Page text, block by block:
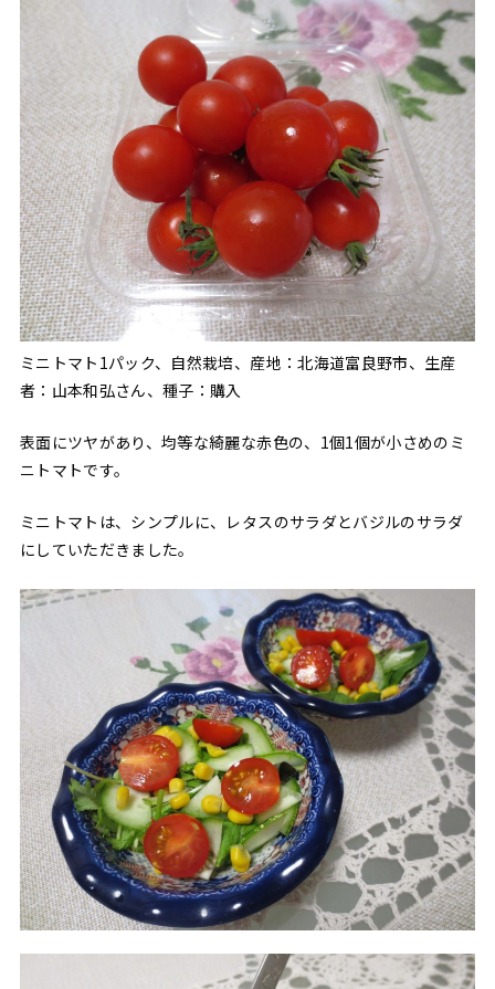
ミニトマト1パック、自然栽培、産地：北海道富良野市、生産
者：山本和弘さん、種子：購入
表面にツヤがあり、均等な綺麗な赤色の、1個1個が小さめのミ
ニトマトです。
ミニトマトは、シンプルに、レタスのサラダとバジルのサラダ
にしていただきました。